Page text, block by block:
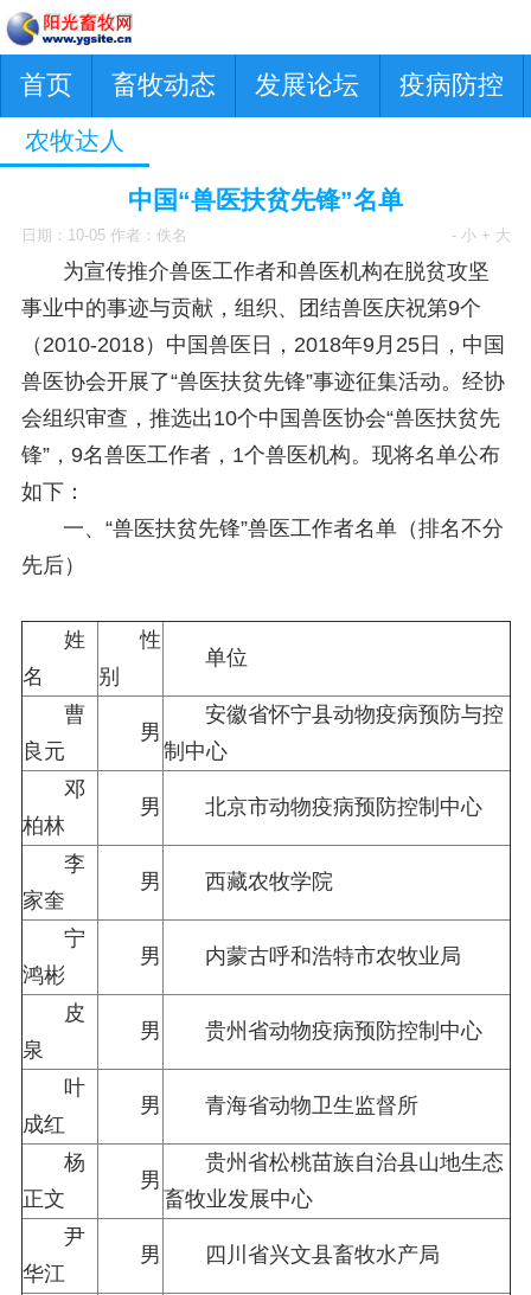
首页 畜牧动态 发展论坛 疫病防控
农牧达人
中国“兽医扶贫先锋”名单
日期：10-05 作者：佚名 - 小 + 大
为宣传推介兽医工作者和兽医机构在脱贫攻坚
事业中的事迹与贡献，组织、团结兽医庆祝第9个
（2010-2018）中国兽医日，2018年9月25日，中国
兽医协会开展了“兽医扶贫先锋”事迹征集活动。经协
会组织审查，推选出10个中国兽医协会“兽医扶贫先
锋”，9名兽医工作者，1个兽医机构。现将名单公布
如下：
一、“兽医扶贫先锋”兽医工作者名单（排名不分
先后）
姓
名
性
别
单位
曹
良元
男
安徽省怀宁县动物疫病预防与控
制中心
邓
柏林
男 北京市动物疫病预防控制中心
李
家奎
男 西藏农牧学院
宁
鸿彬
男 内蒙古呼和浩特市农牧业局
皮
泉
男 贵州省动物疫病预防控制中心
叶
成红
男 青海省动物卫生监督所
杨
正文
男
贵州省松桃苗族自治县山地生态
畜牧业发展中心
尹
华江
男 四川省兴文县畜牧水产局